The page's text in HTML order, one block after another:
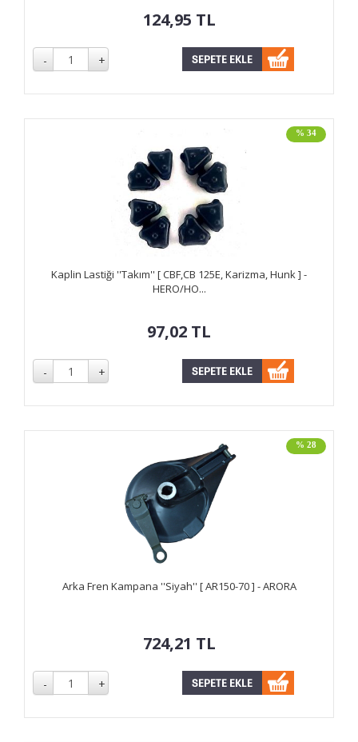
124,95 TL
% 34
Kaplin Lastiği ''Takım'' [ CBF,CB 125E, Karizma, Hunk ] -
HERO/HO...
97,02 TL
% 28
Arka Fren Kampana ''Siyah'' [ AR150-70 ] - ARORA
724,21 TL